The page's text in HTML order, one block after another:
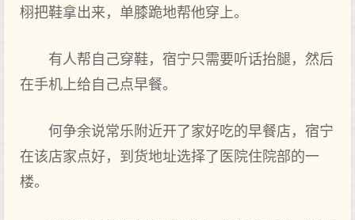
栩把鞋拿出来，单膝跪地帮他穿上。
有人帮自己穿鞋，宿宁只需要听话抬腿，然后
在手机上给自己点‌早餐。
何‌争余说常乐附近开了家好‌吃的早餐店，宿宁
在该店家点‌好‌，到货地址选择了医院住院部‌的一
楼。